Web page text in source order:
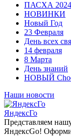
ПАСХА 2024
НОВИНКИ
Новый Год
23 Февраля
День всех
14 февраля
8 Марта
День знаний
НОВЫЙ
Наши новости
ЯндексГо
Представляем
ЯндексGo!